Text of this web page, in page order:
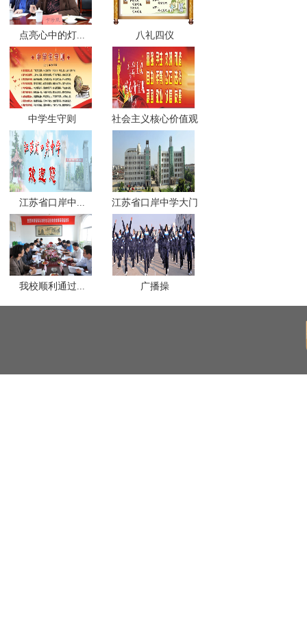
点亮心中的灯... 八礼四仪
中学生守则 社会主义核心价值观
江苏省口岸中... 江苏省口岸中学大门
我校顺利通过... 广播操